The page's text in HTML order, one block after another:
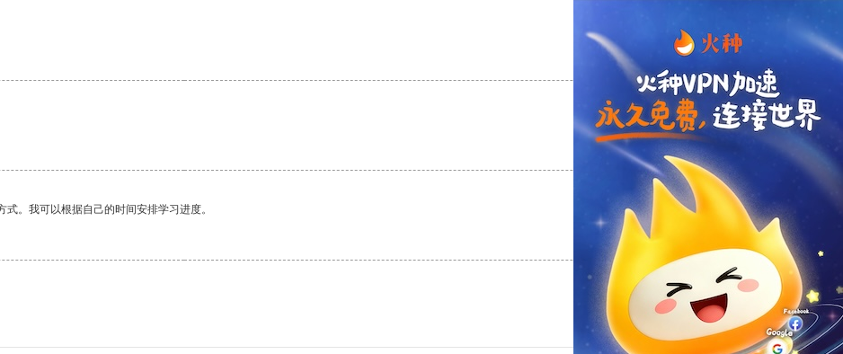
反对
。我可以根据自己的时间安排学习进度。
反对[0]